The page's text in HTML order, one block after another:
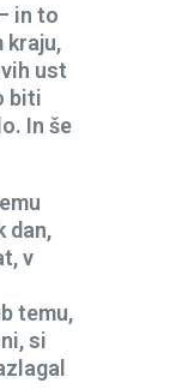
in to
kraju,
ust
biti
In še
dan,
v
temu,
si